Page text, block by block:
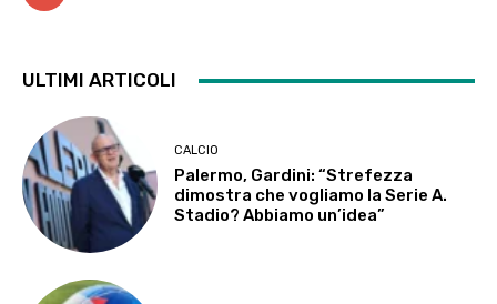
ULTIMI ARTICOLI
CALCIO
Palermo, Gardini: “Strefezza
dimostra che vogliamo la Serie A.
Stadio? Abbiamo un’idea”